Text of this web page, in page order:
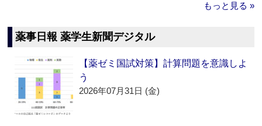
もっと見る »
薬事日報 薬学生新聞デジタル
【薬ゼミ国試対策】計算問題を意識しよ
う
2026年07月31日 (金)